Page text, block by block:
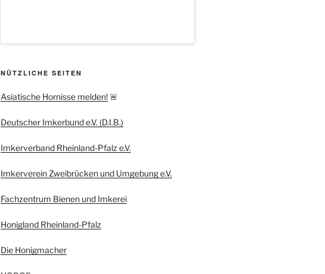
NÜTZLICHE SEITEN
Asiatische Hornisse melden!🚨
Deutscher Imkerbund e.V. (D.I.B.)
Imkerverband Rheinland-Pfalz e.V.
Imkerverein Zweibrücken und Umgebung e.V.
Fachzentrum Bienen und Imkerei
Honigland Rheinland-Pfalz
Die Honigmacher